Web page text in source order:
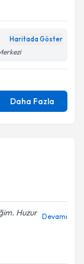
Haritada Göster
Daha Fazla
Huzur Devamı